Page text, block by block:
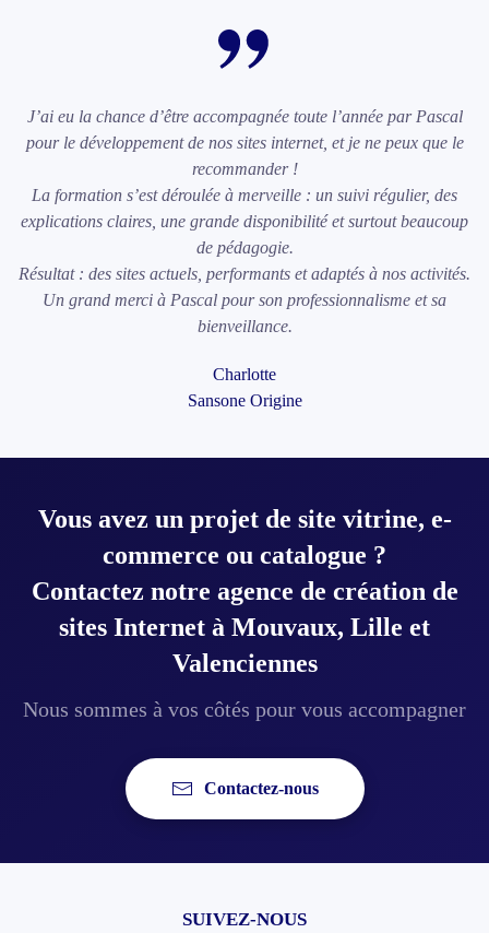
J’ai eu la chance d’être accompagnée toute l’année par Pascal
pour le développement de nos sites internet, et je ne peux que le
recommander !
La formation s’est déroulée à merveille : un suivi régulier, des
explications claires, une grande disponibilité et surtout beaucoup
de pédagogie.
Résultat : des sites actuels, performants et adaptés à nos activités.
Un grand merci à Pascal pour son professionnalisme et sa
bienveillance.
Charlotte
Sansone Origine
Vous avez un projet de site vitrine, e-
commerce ou catalogue ?
Contactez notre agence de création de
sites Internet à Mouvaux, Lille et
Valenciennes
Nous sommes à vos côtés pour vous accompagner
Contactez-nous
SUIVEZ-NOUS